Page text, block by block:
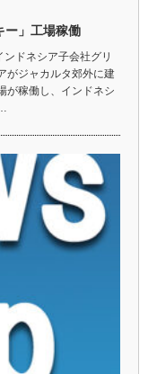
ー」工場稼働
ンドネシア子会社グリ
がジャカルタ郊外に建
が稼働し、インドネシ